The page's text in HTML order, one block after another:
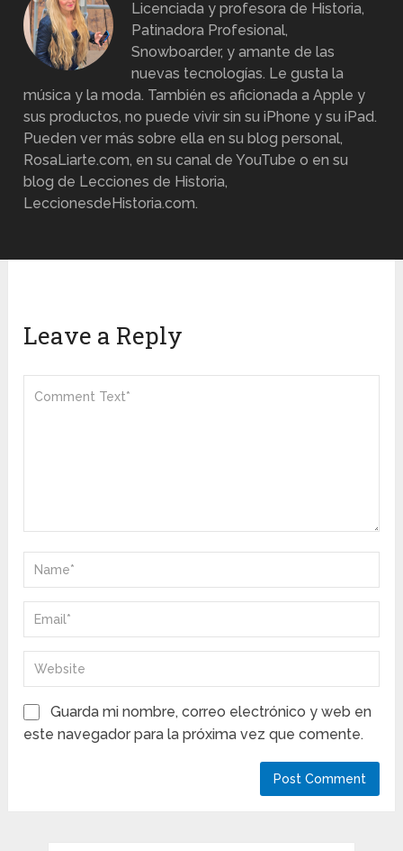
Licenciada y profesora de Historia,
Patinadora Profesional,
Snowboarder, y amante de las
nuevas tecnologías. Le gusta la
música y la moda. También es aficionada a Apple y
sus productos, no puede vivir sin su iPhone y su iPad.
Pueden ver más sobre ella en su blog personal,
RosaLiarte.com, en su canal de YouTube o en su
blog de Lecciones de Historia,
LeccionesdeHistoria.com.
Leave a Reply
Guarda mi nombre, correo electrónico y web en
este navegador para la próxima vez que comente.